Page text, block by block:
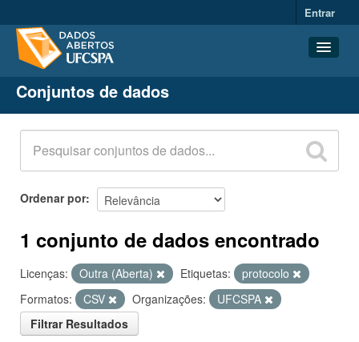
Entrar
Conjuntos de dados
Organizações
Grupos
Sobre
Conjuntos de dados
Ordenar por
1 conjunto de dados encontrado
Licenças: Outra (Aberta) Etiquetas:
protocolo
Formatos:
CSV Organizações:
UFCSPA
Filtrar Resultados